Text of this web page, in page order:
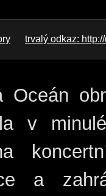
trvalý odkaz:
Oceán
v
a